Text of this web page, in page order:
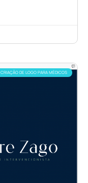
CRIAÇÃO DE LOGO PARA MÉDICOS